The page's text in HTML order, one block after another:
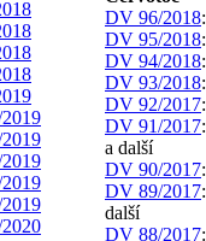
DV 96/2018:
DV 95/2018:
DV 94/2018:
DV 93/2018:
DV 92/2017:
DV 91/2017:
a další
DV 90/2017:
DV 89/2017:
další
DV 88/2017: